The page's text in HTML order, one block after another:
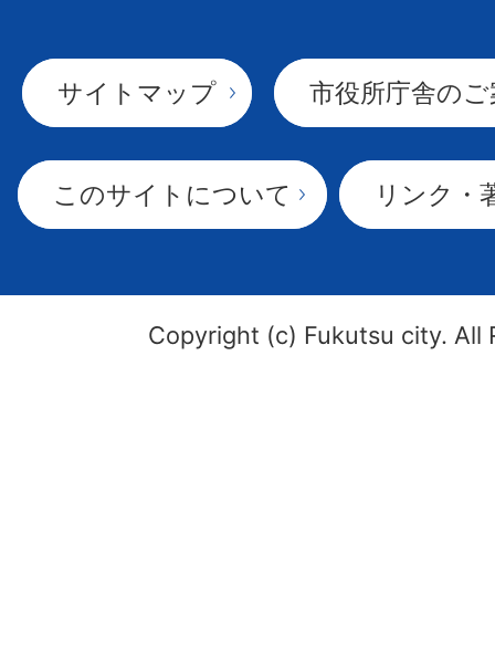
サイトマップ 市役所庁舎の
このサイトについて リンク・
Copyright (c) Fukutsu city. All